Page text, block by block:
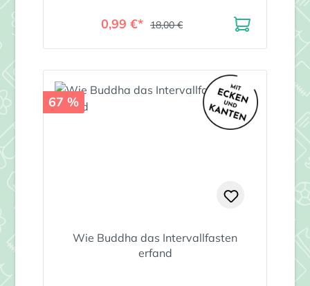
0,99 €* 18,00 €
67 %
Wie Buddha das Intervallfasten
erfand